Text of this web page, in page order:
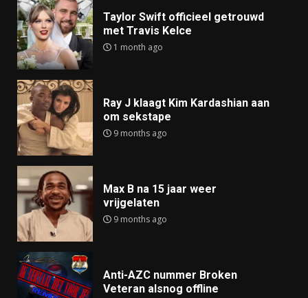
Taylor Swift officieel getrouwd
met Travis Kelce
1 month ago
Ray J klaagt Kim Kardashian aan
om sekstape
9 months ago
Max B na 15 jaar weer
vrijgelaten
9 months ago
Anti-AZC nummer Broken
Veteran alsnog offline